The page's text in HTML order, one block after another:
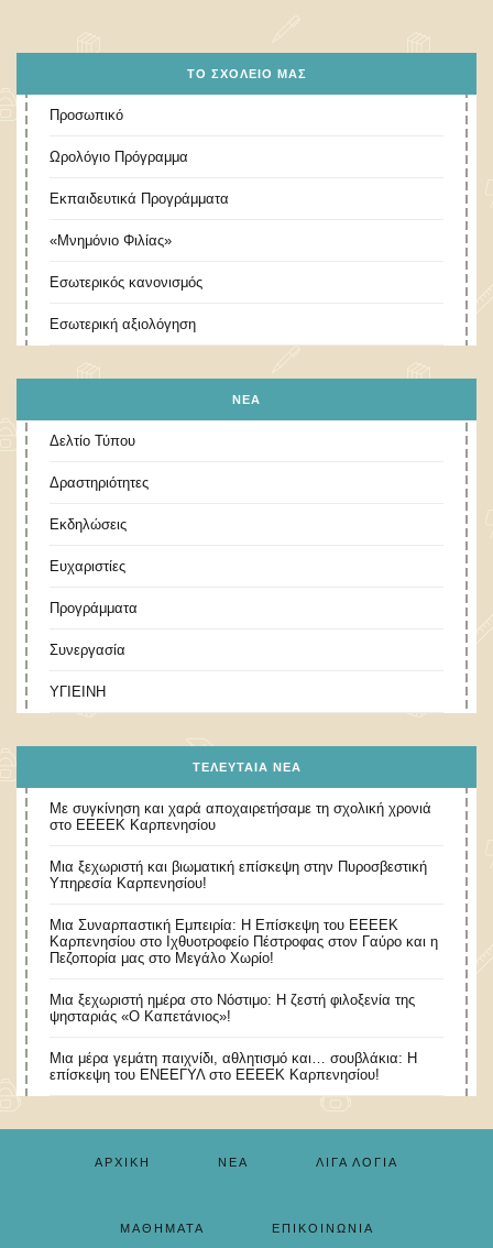
ΤΟ ΣΧΟΛΕΊΟ ΜΑΣ
Προσωπικό
Ωρολόγιο Πρόγραμμα
Εκπαιδευτικά Προγράμματα
«Μνημόνιο Φιλίας»
Εσωτερικός κανονισμός
Εσωτερική αξιολόγηση
ΝΕΑ
Δελτίο Τύπου
Δραστηριότητες
Εκδηλώσεις
Ευχαριστίες
Προγράμματα
Συνεργασία
ΥΓΙΕΙΝΗ
ΤΕΛΕΥΤΑΊΑ ΝΈΑ
Με συγκίνηση και χαρά αποχαιρετήσαμε τη σχολική χρονιά
στο ΕΕΕΕΚ Καρπενησίου
Μια ξεχωριστή και βιωματική επίσκεψη στην Πυροσβεστική
Υπηρεσία Καρπενησίου!
Μια Συναρπαστική Εμπειρία: Η Επίσκεψη του ΕΕΕΕΚ
Καρπενησίου στο Ιχθυοτροφείο Πέστροφας στον Γαύρο και η
Πεζοπορία μας στο Μεγάλο Χωρίο!
​Μια ξεχωριστή ημέρα στο Νόστιμο: Η ζεστή φιλοξενία της
ψησταριάς «Ο Καπετάνιος»!
Μια μέρα γεμάτη παιχνίδι, αθλητισμό και… σουβλάκια: Η
επίσκεψη του ΕΝΕΕΓΥΛ στο ΕΕΕΕΚ Καρπενησίου!
ΑΡΧΙΚΉ ΝΈΑ ΛΊΓΑ ΛΌΓΙΑ
ΜΑΘΉΜΑΤΑ ΕΠΙΚΟΙΝΩΝΊΑ